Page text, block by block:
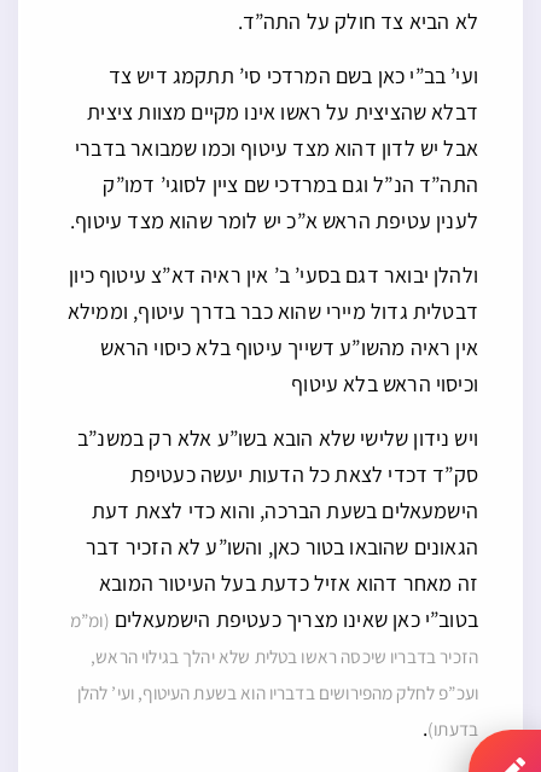
לא הביא צד חולק על התה”ד.
ועי’ בב”י כאן בשם המרדכי סי’ תתקמג דיש צד
דבלא שהציצית על ראשו אינו מקיים מצוות ציצית
אבל יש לדון דהוא מצד עיטוף וכמו שמבואר בדברי
התה”ד הנ”ל וגם במרדכי שם ציין לסוגי’ דמו”ק
לענין עטיפת הראש א”כ יש לומר שהוא מצד עיטוף.
ולהלן יבואר דגם בסעי’ ב’ אין ראיה דא”צ עיטוף כיון
דבטלית גדול מיירי שהוא כבר בדרך עיטוף, וממילא
אין ראיה מהשו”ע דשייך עיטוף בלא כיסוי הראש
וכיסוי הראש בלא עיטוף
ויש נידון שלישי שלא הובא בשו”ע אלא רק במשנ”ב
סק”ד דכדי לצאת כל הדעות יעשה כעטיפת
הישמעאלים בשעת הברכה, והוא כדי לצאת דעת
הגאונים שהובאו בטור כאן, והשו”ע לא הזכיר דבר
זה מאחר דהוא אזיל כדעת בעל העיטור המובא
בטוב”י כאן שאינו מצריך כעטיפת הישמעאלים (ומ”מ
הזכיר בדבריו שיכסה ראשו בטלית שלא יהלך בגילוי הראש,
ועכ”פ לחלק מהפירושים בדבריו הוא בשעת העיטוף, ועי’ להלן
בדעתו).